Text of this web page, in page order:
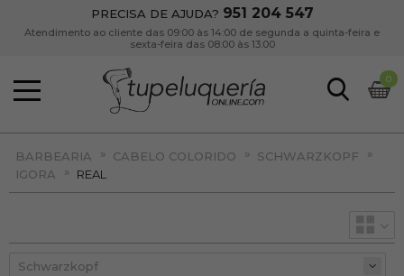
PRECISA DE AJUDA? 951 204 547
Atendimento ao cliente das 09:00 às 14:00 de segunda a quinta-feira e
sexta-feira das 08:00 às 13:00
0
BARBEARIA » CABELO COLORIDO » SCHWARZKOPF
»
IGORA
» REAL